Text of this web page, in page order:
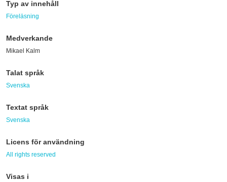
Typ av innehåll
Föreläsning
Medverkande
Mikael Kalm
Talat språk
Svenska
Textat språk
Svenska
Licens för användning
All rights reserved
Visas i